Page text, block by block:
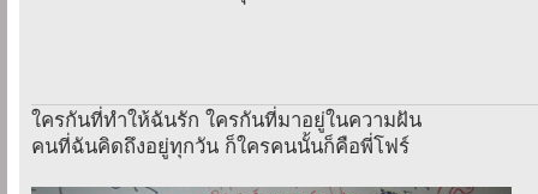
ใครกันที่ทำให้ฉันรัก ใครกันที่มาอยู่ในความฝัน
คนที่ฉันคิดถึงอยู่ทุกวัน ก็ใครคนนั้นก็คือพี่โฟร์